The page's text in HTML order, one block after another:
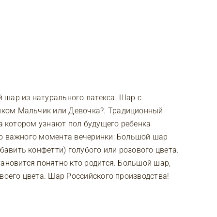
из натурального латекса. Шар с
Мальчик или Девочка?. Традиционный
котором узнают пол будущего ребенка
важного момента вечеринки: Большой шар
конфетти) голубого или розового цвета.
понятно кто родится. Большой шар,
цвета. Шар Российского производства!